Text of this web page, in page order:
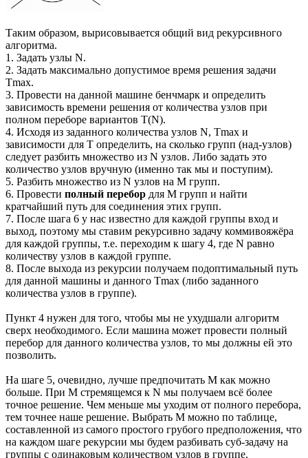
Таким образом, вырисовывается общий вид рекурсивного
алгоритма.
1. Задать узлы N.
2. Задать максимально допустимое время решения задачи
Tmax.
3. Провести на данной машине бенчмарк и определить
зависимость времени решения от количества узлов при
полном переборе вариантов Т(N).
4. Исходя из заданного количества узлов N, Tmax и
зависимости для Т определить, на сколько групп (над-узлов)
следует разбить множество из N узлов. Либо задать это
количество узлов вручную (именно так мы и поступим).
5. Разбить множество из N узлов на M групп.
6. Провести полный перебор для M групп и найти
кратчайший путь для соединения этих групп.
7. После шага 6 у нас известно для каждой группы вход и
выход, поэтому мы ставим рекурсивно задачу коммивояжёра
для каждой группы, т.е. переходим к шагу 4, где N равно
количеству узлов в каждой группе.
8. После выхода из рекурсии получаем подоптимальный путь
для данной машины и данного Tmax (либо заданного
количества узлов в группе).
Пункт 4 нужен для того, чтобы мы не ухудшали алгоритм
сверх необходимого. Если машина может провести полный
перебор для данного количества узлов, то мы должны ей это
позволить.
На шаге 5, очевидно, лучше предпочитать M как можно
больше. При М стремящемся к N мы получаем всё более
точное решение. Чем меньше мы уходим от полного перебора,
тем точнее наше решение. Выбрать M можно по таблице,
составленной из самого простого грубого предположения, что
на каждом шаге рекурсии мы будем разбивать суб-задачу на
группы с одинаковым количеством узлов в группе.